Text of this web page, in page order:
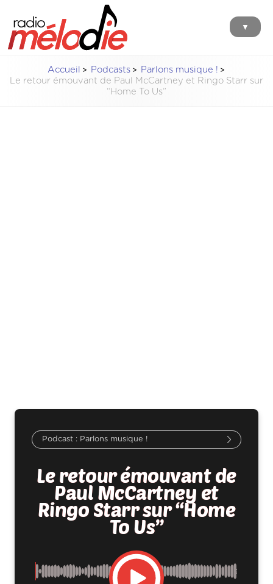
▼
Accueil Podcasts
Parlons musique !
Le retour émouvant de Paul McCartney et Ringo Starr sur
“Home To Us”
Parlons musique !
Le retour émouvant de
Paul McCartney et
Ringo Starr sur “Home
To Us”